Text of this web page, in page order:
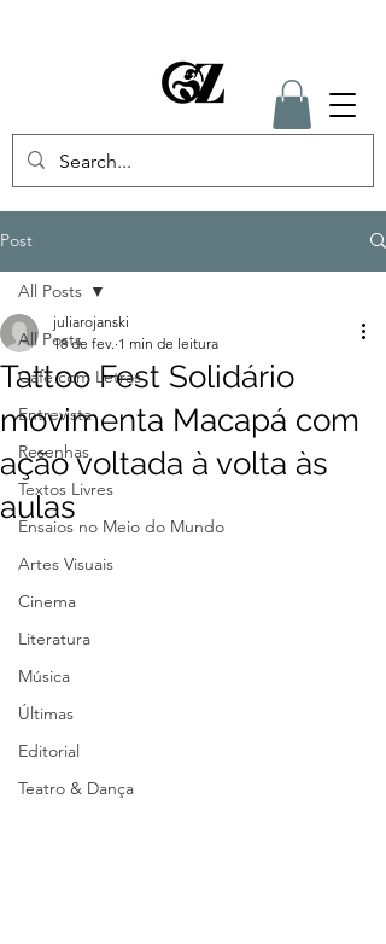
Post
All Posts
Café com Letras
Entrevista
Resenhas
Textos Livres
Ensaios no Meio do Mundo
Artes Visuais
Cinema
Literatura
Música
Últimas
Editorial
Teatro & Dança
All Posts
Tattoo Fest Solidário
movimenta Macapá com
ação voltada à volta às
aulas
juliarojanski
18 de fev. 1 min de leitura